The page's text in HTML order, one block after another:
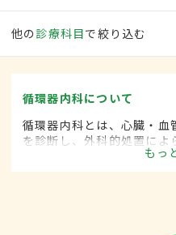
他の 診療科目で絞り込む
循環器内科について
循環器内科とは、心臓・血
を診断し、外科的処置に
です。平成20年4月の制度
ていました。
もっ